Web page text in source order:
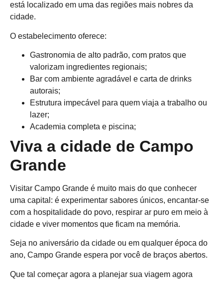
está localizado em uma das regiões mais nobres da
cidade.
O estabelecimento oferece:
Gastronomia de alto padrão, com pratos que
valorizam ingredientes regionais;
Bar com ambiente agradável e carta de drinks
autorais;
Estrutura impecável para quem viaja a trabalho ou
lazer;
Academia completa e piscina;
Viva a cidade de Campo
Grande
Visitar Campo Grande é muito mais do que conhecer
uma capital: é experimentar sabores únicos, encantar-se
com a hospitalidade do povo, respirar ar puro em meio à
cidade e viver momentos que ficam na memória.
Seja no aniversário da cidade ou em qualquer época do
ano, Campo Grande espera por você de braços abertos.
Que tal começar agora a planejar sua viagem agora